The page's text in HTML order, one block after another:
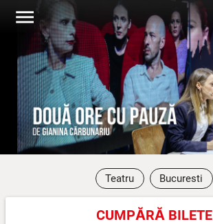
menu
Teatru Bucuresti
CUMPĂRĂ BILETE